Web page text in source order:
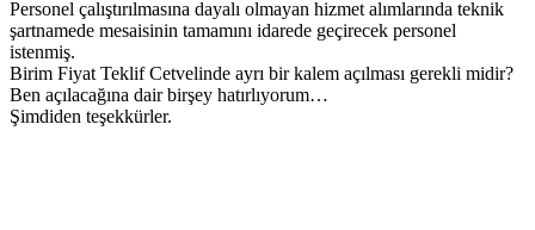
Personel çalıştırılmasına dayalı olmayan hizmet alımlarında teknik
şartnamede mesaisinin tamamını idarede geçirecek personel
istenmiş.
Birim Fiyat Teklif Cetvelinde ayrı bir kalem açılması gerekli midir?
Ben açılacağına dair birşey hatırlıyorum…
Şimdiden teşekkürler.